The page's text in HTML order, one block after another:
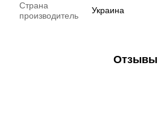
Страна
производитель
Украина
Отзывы